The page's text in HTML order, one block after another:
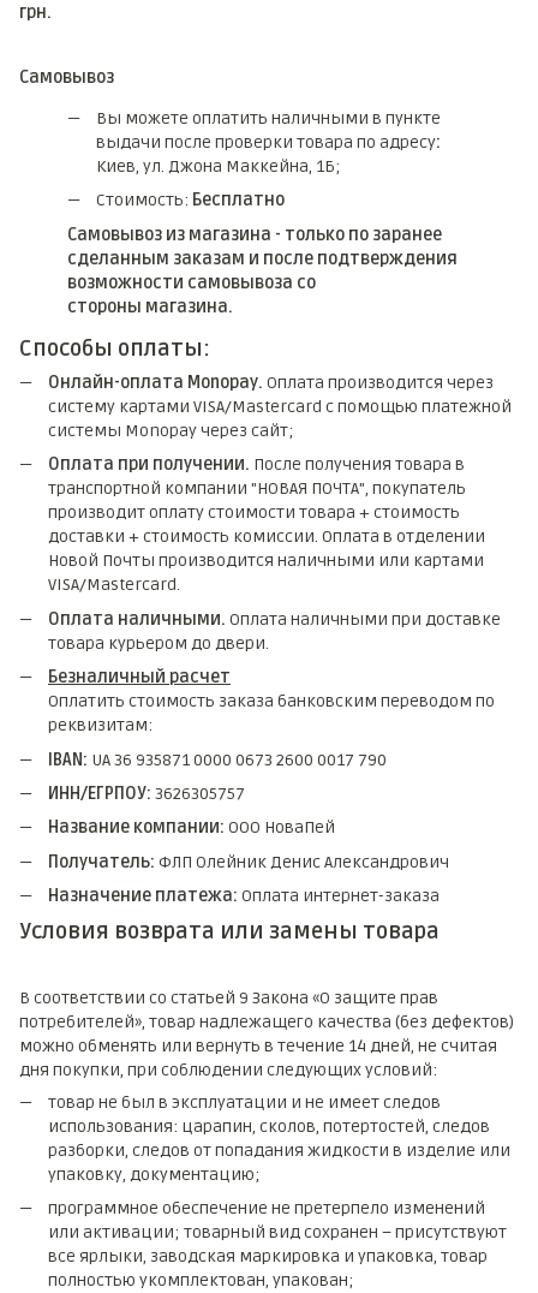
грн.
Самовывоз
Вы можете оплатить наличными в пункте
выдачи после проверки товара по адресу:
Киев, ул. Джона Маккейна, 1Б;
Стоимость: Бесплатно
Самовывоз из магазина - только по заранее
сделанным заказам и после подтверждения
возможности самовывоза со
стороны магазина.
Способы оплаты:
Онлайн-оплата Monopay. Оплата производится через
систему картами VISA/Mastercard с помощью платежной
системы Monopay через сайт;
Оплата при получении. После получения товара в
транспортной компании "НОВАЯ ПОЧТА", покупатель
производит оплату стоимости товара + стоимость
доставки + стоимость комиссии. Оплата в отделении
Новой Почты производится наличными или картами
VISA/Mastercard.
Оплата наличными. Оплата наличными при доставке
товара курьером до двери.
Безналичный расчет
Оплатить стоимость заказа банковским переводом по
реквизитам:
IBAN: UA 36 935871 0000 0673 2600 0017 790
ИНН/ЕГРПОУ: 3626305757
Название компании: ООО НоваПей
Получатель: ФЛП Олейник Денис Александрович
Назначение платежа: Оплата интернет-заказа
Условия возврата или замены товара
В соответствии со статьей 9 Закона «О защите прав
потребителей», товар надлежащего качества (без дефектов)
можно обменять или вернуть в течение 14 дней, не считая
дня покупки, при соблюдении следующих условий:
товар не был в эксплуатации и не имеет следов
использования: царапин, сколов, потертостей, следов
разборки, следов от попадания жидкости в изделие или
упаковку, документацию;
программное обеспечение не претерпело изменений
или активации; товарный вид сохранен – присутствуют
все ярлыки, заводская маркировка и упаковка, товар
полностью укомплектован, упакован;